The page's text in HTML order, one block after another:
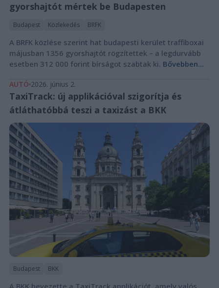
gyorshajtót mértek be Budapesten
Budapest Közlekedés BRFK
A BRFK közlése szerint hat budapesti kerület traffiboxai
májusban 1356 gyorshajtót rögzítettek – a legdurvább
esetben 312 000 forint bírságot szabtak ki. Bővebben...
AUTÓ 2026. június 2.
TaxiTrack: új applikációval szigorítja és
átláthatóbbá teszi a taxizást a BKK
Budapest BKK
A BKK bevezette a TaxiTrack applikációt, amely valós